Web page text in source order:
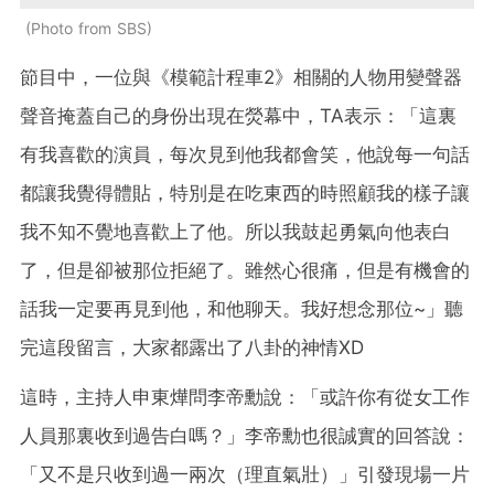
Photo from SBS
節目中，一位與《模範計程車2》相關的人物用變聲器
聲音掩蓋自己的身份出現在熒幕中，TA表示：「這裏
有我喜歡的演員，每次見到他我都會笑，他說每一句話
都讓我覺得體貼，特別是在吃東西的時照顧我的樣子讓
我不知不覺地喜歡上了他。所以我鼓起勇氣向他表白
了，但是卻被那位拒絕了。雖然心很痛，但是有機會的
話我一定要再見到他，和他聊天。我好想念那位~」聽
完這段留言，大家都露出了八卦的神情XD
這時，主持人申東燁問李帝勳說：「或許你有從女工作
人員那裏收到過告白嗎？」李帝勳也很誠實的回答說：
「又不是只收到過一兩次（理直氣壯）」引發現場一片